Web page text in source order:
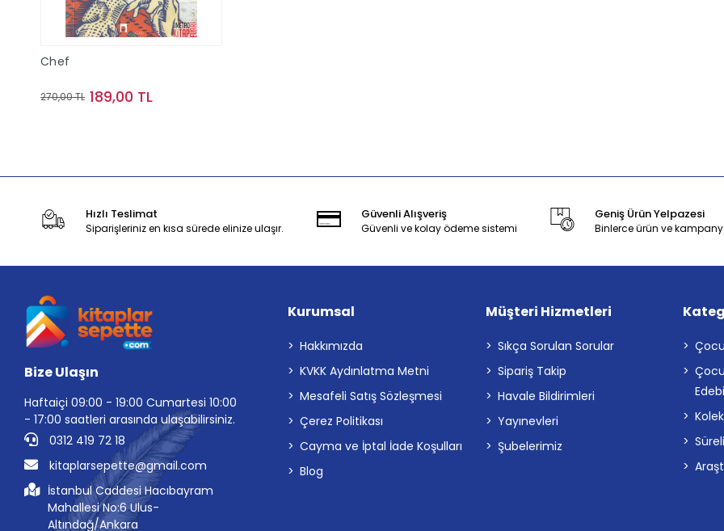
Chef
270,00 TL 189,00 TL
Hızlı Teslimat
Siparişleriniz en kısa sürede elinize ulaşır.
Güvenli Alışveriş
Güvenli ve kolay ödeme sistemi
Geniş Ürün Yelpazesi
Binlerce ürün ve
Bize Ulaşın
Haftaiçi 09:00 - 19:00 Cumartesi 10:00
- 17:00 saatleri arasında ulaşabilirsiniz.
0312 419 72 18
kitaplarsepette@gmail.com
İstanbul Caddesi Hacıbayram
Mahallesi No:6 Ulus-
Altındağ/Ankara
Kurumsal
Hakkımızda
KVKK Aydınlatma Metni
Mesafeli Satış Sözleşmesi
Çerez Politikası
Cayma ve İptal İade Koşulları
Blog
Müşteri Hizmetleri
Sıkça Sorulan Sorular
Sipariş Takip
Havale Bildirimleri
Yayınevleri
Şubelerimiz